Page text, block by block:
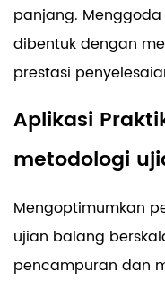
panjang.
dibentuk dengan
prestasi
Aplikasi
metodologi
Mengoptimumkan
ujian balang
pencampuran dan